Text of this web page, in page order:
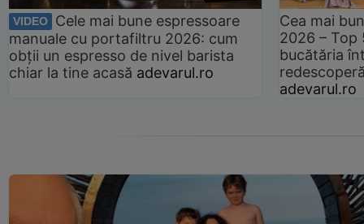
VIDEO
Cele mai bune espressoare
manuale cu portafiltru 2026: cum
obții un espresso de nivel barista
chiar la tine acasă adevarul.ro
Cea mai
2026 –
bucătăria
adevarul.ro